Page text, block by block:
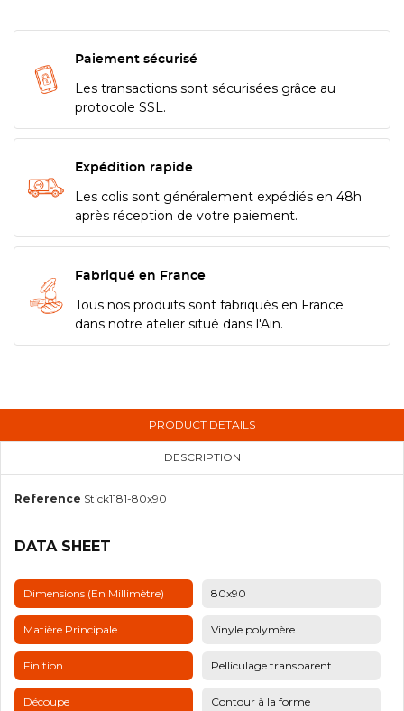
Paiement sécurisé
Les transactions sont sécurisées grâce au
protocole SSL.
Expédition rapide
Les colis sont généralement expédiés en 48h
après réception de votre paiement.
Fabriqué en France
Tous nos produits sont fabriqués en France
dans notre atelier situé dans l'Ain.
PRODUCT DETAILS
DESCRIPTION
Reference Stick1181-80x90
DATA SHEET
Dimensions (en Millimètre) 80x90
Matière Principale Vinyle polymère
Finition Pelliculage transparent
Découpe Contour à la forme